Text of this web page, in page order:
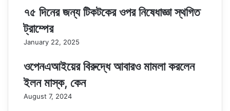
৭৫ দিনের জন্য টিকটকের ওপর নিষেধাজ্ঞা স্থগিত
ট্রাম্পের
January 22, 2025
ওপেনএআইয়ের বিরুদ্ধে আবারও মামলা করলেন
ইলন মাস্ক, কেন
August 7, 2024